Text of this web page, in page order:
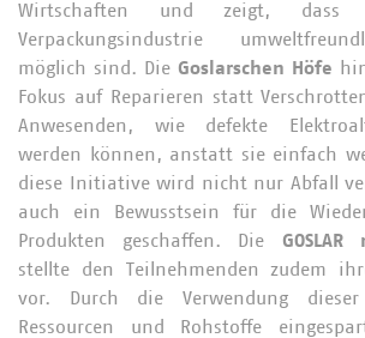
Wirtschaften und zeigt,
Verpackungsindustrie
möglich sind. Die Goslarschen Höfe
Fokus auf Reparieren statt
Anwesenden, wie defekte
werden können, anstatt sie einfach
diese Initiative wird nicht nur Abfall
auch ein Bewusstsein für die
Produkten geschaffen. Die
stellte den Teilnehmenden zudem
vor. Durch die Verwendung
Ressourcen und Rohstoffe